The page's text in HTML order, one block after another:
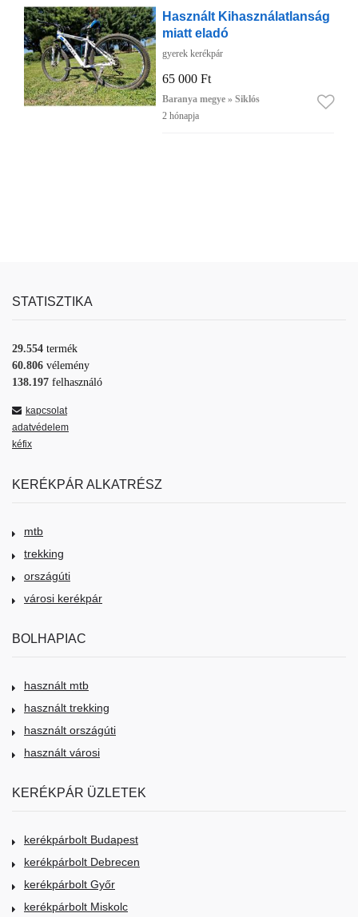
Használt Kihasználatlanság
miatt eladó
gyerek kerékpár
65 000 Ft
Baranya megye » Siklós
2 hónapja
STATISZTIKA
29.554 termék
60.806 vélemény
138.197 felhasználó
kapcsolat
adatvédelem
kéfix
KERÉKPÁR ALKATRÉSZ
mtb
trekking
országúti
városi kerékpár
BOLHAPIAC
használt mtb
használt trekking
használt országúti
használt városi
KERÉKPÁR ÜZLETEK
kerékpárbolt Budapest
kerékpárbolt Debrecen
kerékpárbolt Győr
kerékpárbolt Miskolc